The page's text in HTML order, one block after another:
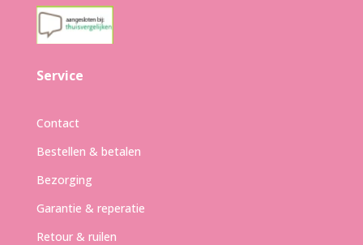
Service
Contact
Bestellen & betalen
Bezorging
Garantie & reperatie
Retour & ruilen